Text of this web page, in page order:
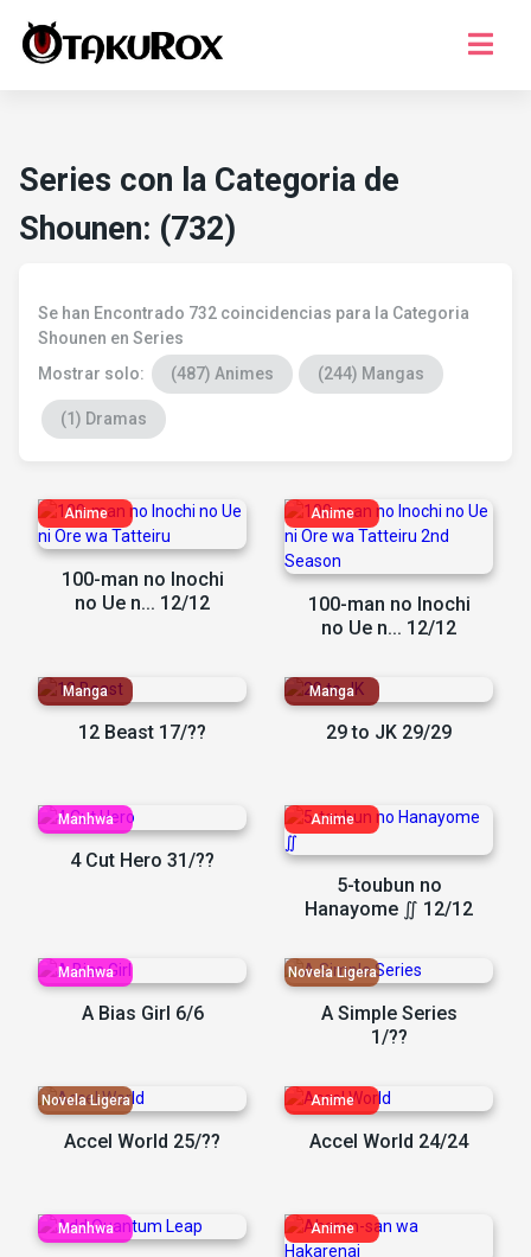
Juegos
Iniciar Sesion
Series con la Categoria de
Shounen: (732)
Se han Encontrado 732 coincidencias para la Categoria
Shounen en Series
Mostrar solo:
(487) Animes (244) Mangas
(1) Dramas
100-man no Inochi
no Ue n... 12/12
100-man no Inochi
no Ue n... 12/12
12 Beast 17/?? 29 to JK 29/29
4 Cut Hero 31/??
5-toubun no
Hanayome ∬ 12/12
A Bias Girl 6/6
A Simple Series
1/??
Accel World 25/?? Accel World 24/24